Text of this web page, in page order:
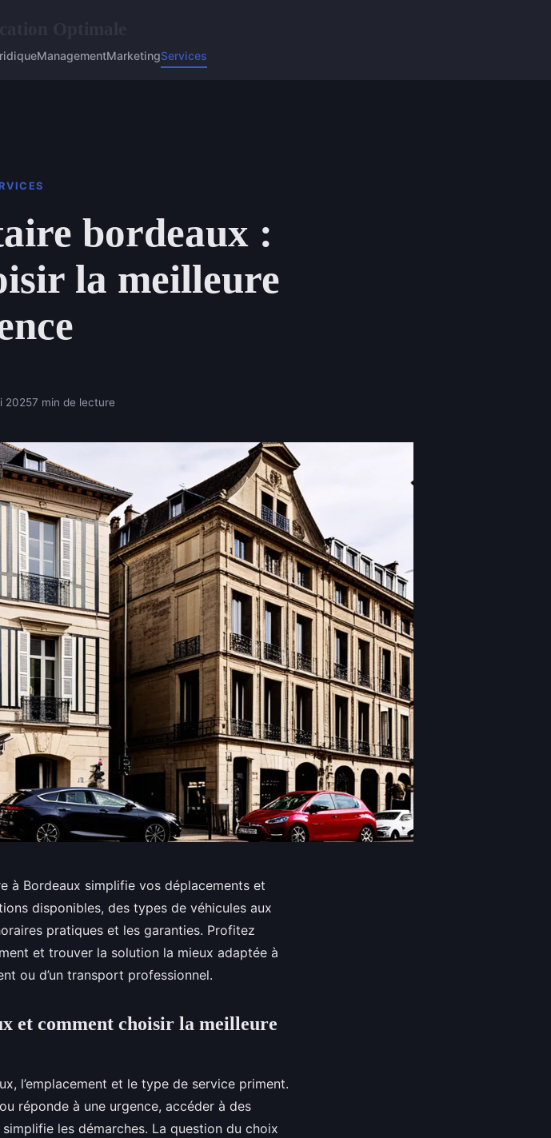
ManagementMarketingServices
bordeaux :
la meilleure
20257 min de lecture
à Bordeaux simplifie vos déplacements et
disponibles, des types de véhicules aux
pratiques et les garanties. Profitez
et trouver la solution la mieux adaptée à
ou d’un transport professionnel.
et comment choisir la meilleure
l’emplacement et le type de service priment.
réponde à une urgence, accéder à des
les démarches. La question du choix